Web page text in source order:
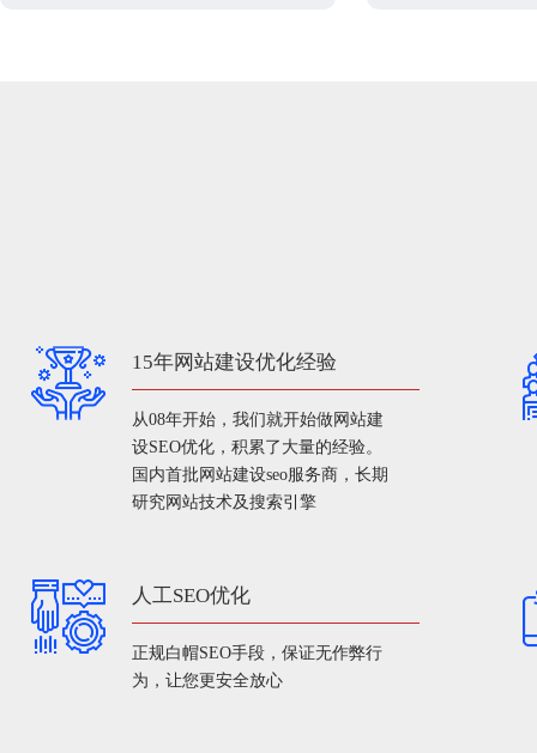
15年网站建设优化经验
从08年开始，我们就开始做网站建
设SEO优化，积累了大量的经验。
国内首批网站建设seo服务商，长期
研究网站技术及搜索引擎
人工SEO优化
正规白帽SEO手段，保证无作弊行
为，让您更安全放心